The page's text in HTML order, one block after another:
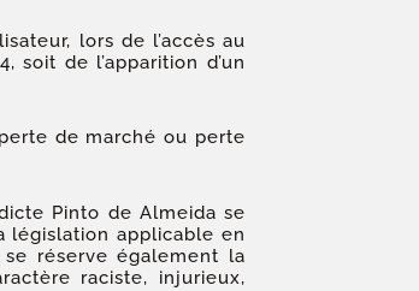
lors de l’accès au
de l’apparition d’un
de marché ou perte
Pinto de Almeida se
législation applicable en
réserve également la
raciste, injurieux,